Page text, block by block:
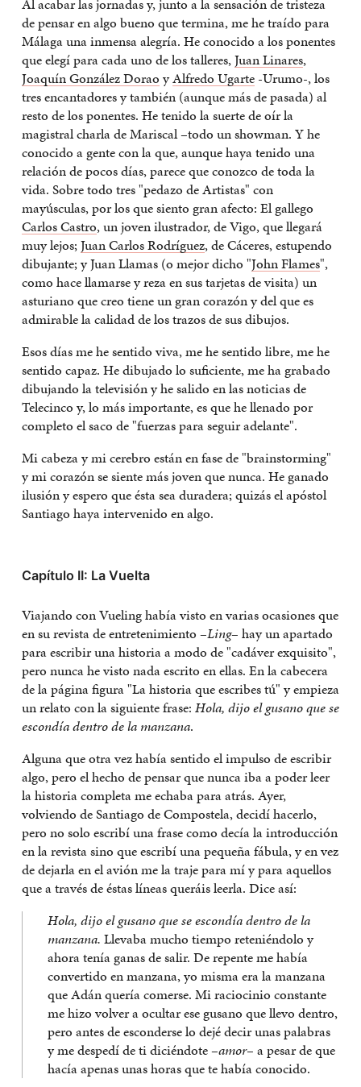
Al acabar las jornadas y, junto a la sensación de tristeza
de pensar en algo bueno que termina, me he traído para
Málaga una inmensa alegría. He conocido a los ponentes
que elegí para cada uno de los talleres,Juan Linares,
Joaquín González Dorao yAlfredo Ugarte -Urumo-, los
tres encantadores y también (aunque más de pasada) al
resto de los ponentes. He tenido la suerte de oír la
magistral charla de Mariscal –todo un showman. Y he
conocido a gente con la que, aunque haya tenido una
relación de pocos días, parece que conozco de toda la
vida. Sobre todo tres "pedazo de Artistas" con
mayúsculas, por los que siento gran afecto: El gallego
Carlos Castro, un joven ilustrador, de Vigo, que llegará
muy lejos;Juan Carlos Rodríguez, de Cáceres, estupendo
dibujante; y Juan Llamas (o mejor dicho "John Flames",
como hace llamarse y reza en sus tarjetas de visita) un
asturiano que creo tiene un gran corazón y del que es
admirable la calidad de los trazos de sus dibujos.
Esos días me he sentido viva, me he sentido libre, me he
sentido capaz. He dibujado lo suficiente, me ha grabado
dibujando la televisión y he salido en las noticias de
Telecinco y, lo más importante, es que he llenado por
completo el saco de "fuerzas para seguir adelante".
Mi cabeza y mi cerebro están en fase de "brainstorming"
y mi corazón se siente más joven que nunca. He ganado
ilusión y espero que ésta sea duradera; quizás el apóstol
Santiago haya intervenido en algo.
Capítulo II: La Vuelta
Viajando con Vueling había visto en varias ocasiones que
en su revista de entretenimiento –Ling– hay un apartado
para escribir una historia a modo de "cadáver exquisito",
pero nunca he visto nada escrito en ellas. En la cabecera
de la página figura "La historia que escribes tú" y empieza
un relato con la siguiente frase: Hola, dijo el gusano que se
escondía dentro de la manzana.
Alguna que otra vez había sentido el impulso de escribir
algo, pero el hecho de pensar que nunca iba a poder leer
la historia completa me echaba para atrás. Ayer,
volviendo de Santiago de Compostela, decidí hacerlo,
pero no solo escribí una frase como decía la introducción
en la revista sino que escribí una pequeña fábula, y en vez
de dejarla en el avión me la traje para mí y para aquellos
que a través de éstas líneas queráis leerla. Dice así:
Hola, dijo el gusano que se escondía dentro de la
manzana. Llevaba mucho tiempo reteniéndolo y
ahora tenía ganas de salir. De repente me había
convertido en manzana, yo misma era la manzana
que Adán quería comerse. Mi raciocinio constante
me hizo volver a ocultar ese gusano que llevo dentro,
pero antes de esconderse lo dejé decir unas palabras
y me despedí de ti diciéndote –amor– a pesar de que
hacía apenas unas horas que te había conocido.